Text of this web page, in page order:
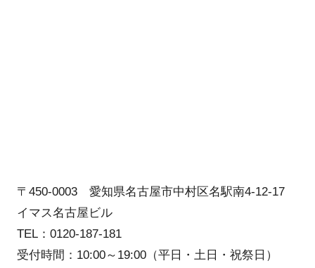
〒450-0003 愛知県名古屋市中村区名駅南4-12-17
イマス名古屋ビル
TEL：0120-187-181
受付時間：10:00～19:00（平日・土日・祝祭日）